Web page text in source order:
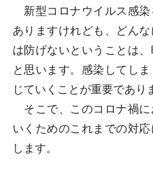
新型コロナウイルス感染
ありますけれども、どん
は防げないということは
と思います。感染してし
じていくことが重要であり
そこで、このコロナ禍に
いくためのこれまでの対
します。